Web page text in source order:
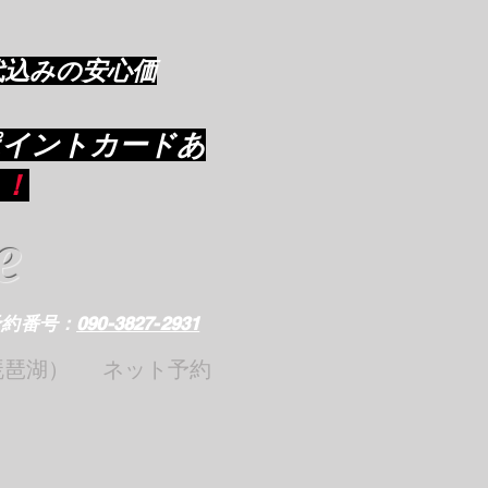
みの安心価
ントカードあ
！
番号： 090-3827-2931
湖） ネット予約